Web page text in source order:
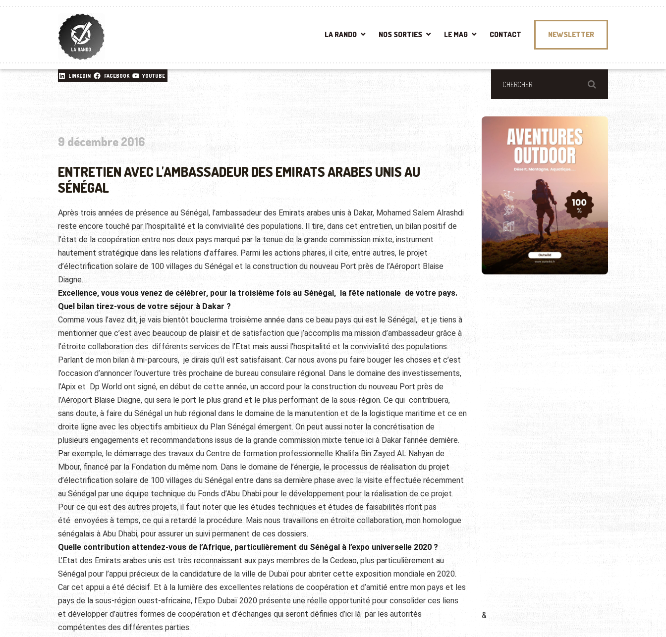
LA RANDO NOS SORTIES LE MAG CONTACT NEWSLETTER
LINKEDIN FACEBOOK YOUTUBE
9 décembre 2016
ENTRETIEN AVEC L'AMBASSADEUR DES EMIRATS ARABES UNIS AU
SÉNÉGAL
Après trois années de présence au Sénégal, l’ambassadeur des Emirats arabes unis à Dakar, Mohamed Salem Alrashdi
reste encore touché par l’hospitalité et la convivialité des populations. Il tire, dans cet entretien, un bilan positif de
l’état de la coopération entre nos deux pays marqué par la tenue de la grande commission mixte, instrument
hautement stratégique dans les relations d’affaires. Parmi les actions phares, il cite, entre autres, le projet
d’électrification solaire de 100 villages du Sénégal et la construction du nouveau Port près de l’Aéroport Blaise
Diagne.
Excellence, vous vous venez de célébrer, pour la troisième fois au Sénégal, la fête nationale de votre pays.
Quel bilan tirez-vous de votre séjour à Dakar ?
Comme vous l’avez dit, je vais bientôt bouclerma troisième année dans ce beau pays qui est le Sénégal, et je tiens à
mentionner que c’est avec beaucoup de plaisir et de satisfaction que j’accomplis ma mission d’ambassadeur grâce à
l’étroite collaboration des différents services de l’Etat mais aussi l’hospitalité et la convivialité des populations.
Parlant de mon bilan à mi-parcours, je dirais qu’il est satisfaisant. Car nous avons pu faire bouger les choses et c’est
l’occasion d’annoncer l’ouverture très prochaine de bureau consulaire régional. Dans le domaine des investissements,
l’Apix et Dp World ont signé, en début de cette année, un accord pour la construction du nouveau Port près de
l’Aéroport Blaise Diagne, qui sera le port le plus grand et le plus performant de la sous-région. Ce qui contribuera,
sans doute, à faire du Sénégal un hub régional dans le domaine de la manutention et de la logistique maritime et ce en
droite ligne avec les objectifs ambitieux du Plan Sénégal émergent. On peut aussi noter la concrétisation de
plusieurs engagements et recommandations issus de la grande commission mixte tenue ici à Dakar l’année dernière.
Par exemple, le démarrage des travaux du Centre de formation professionnelle Khalifa Bin Zayed AL Nahyan de
Mbour, financé par la Fondation du même nom. Dans le domaine de l’énergie, le processus de réalisation du projet
d’électrification solaire de 100 villages du Sénégal entre dans sa dernière phase avec la visite effectuée récemment
au Sénégal par une équipe technique du Fonds d’Abu Dhabi pour le développement pour la réalisation de ce projet.
Pour ce qui est des autres projets, il faut noter que les études techniques et études de faisabilités n’ont pas
été envoyées à temps, ce qui a retardé la procédure. Mais nous travaillons en étroite collaboration, mon homologue
sénégalais à Abu Dhabi, pour assurer un suivi permanent de ces dossiers.
Quelle contribution attendez-vous de l’Afrique, particulièrement du Sénégal à l’expo universelle 2020 ?
L’Etat des Emirats arabes unis est très reconnaissant aux pays membres de la Cedeao, plus particulièrement au
Sénégal pour l’appui précieux de la candidature de la ville de Dubaï pour abriter cette exposition mondiale en 2020.
Car cet appui a été décisif. Et à la lumière des excellentes relations de coopération et d’amitié entre mon pays et les
pays de la sous-région ouest-africaine, l’Expo Dubaï 2020 présente une réelle opportunité pour consolider ces liens
et développer d’autres formes de coopération et d’échanges qui seront définies d’ici là par les autorités
compétentes des différentes parties.
&